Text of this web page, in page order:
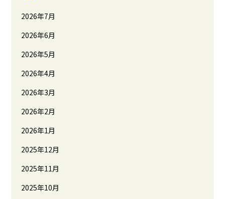
2026年7月
2026年6月
2026年5月
2026年4月
2026年3月
2026年2月
2026年1月
2025年12月
2025年11月
2025年10月